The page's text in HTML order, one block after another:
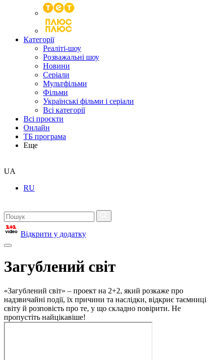
Категорії
Реаліті-шоу
Розважальні шоу
Новини
Серіали
Мультфільми
Фільми
Українські фільми і серіали
Всі категорії
Всі проєкти
Онлайн
ТБ програма
Еще
UA
RU
Відкрити у додатку
Загублений світ
«Загублений світ» – проект на 2+2, який розкаже про
надзвичайні події, їх причини та наслідки, відкриє таємниці
світу й розповість про те, у що складно повірити. Не
пропустіть найцікавіше!